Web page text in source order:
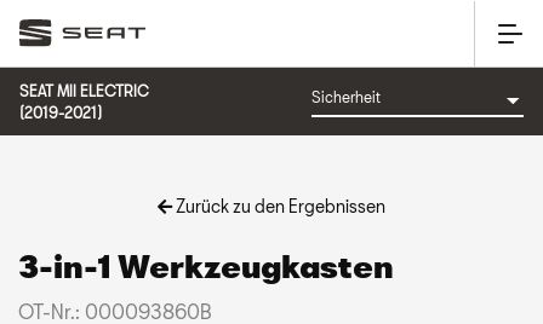
SEAT MII ELECTRIC
(2019-2021)
Zurück zu den Ergebnissen
3-in-1 Werkzeugkasten
OT-Nr.: 000093860B